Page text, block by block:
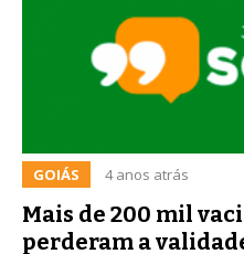
GOIÁS 4 anos atrás
Mais de 200 mil
perderam a